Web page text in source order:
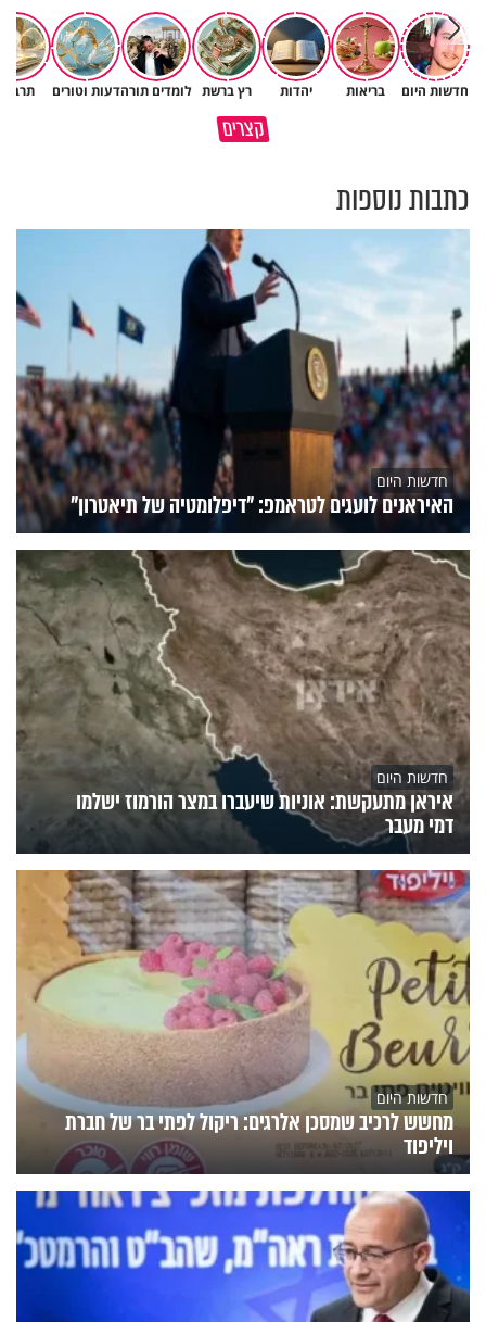
חדשות היום בריאות יהדות רץ ברשת לומדים תורהדעות וטורים
קצרים
תשתמש באהבה של השם לטובתך
פותחים פתח קטן - ומקבלים
כתבות נוספות
חדשות היום
האיראנים לועגים לטראמפ: "דיפלומטיה של תיאטרון"
חדשות היום
איראן מתעקשת: אוניות שיעברו במצר הורמוז ישלמו
דמי מעבר
חדשות היום
מחשש לרכיב שמסכן אלרגים: ריקול לפתי בר של חברת
ויליפוד